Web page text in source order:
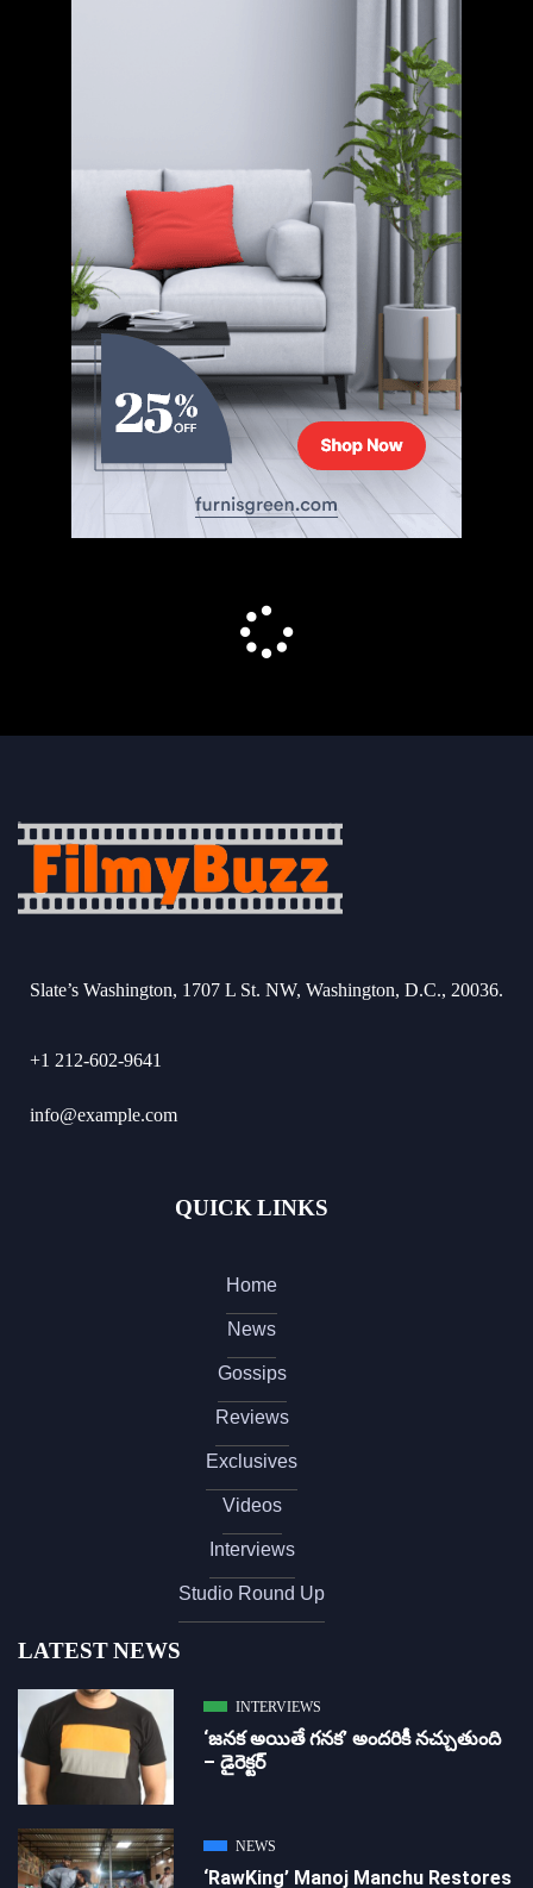
Slate’s Washington, 1707 L St. NW, Washington, D.C., 20036.
+1 212-602-9641
info@example.com
QUICK LINKS
Home
News
Gossips
Reviews
Exclusives
Videos
Interviews
Studio Round Up
LATEST NEWS
INTERVIEWS
‘జ‌న‌క అయితే గ‌న‌క‌’ అందరికీ నచ్చుతుంది
– డైరెక్ట‌ర్
NEWS
‘RawKing’ Manoj Manchu Restores